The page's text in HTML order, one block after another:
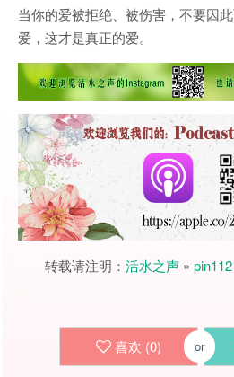
当你的爱被拒绝、被伤害，不要因
爱，这才是真正的爱。
转载请注明： 活水之声 »
喜欢 (0) or